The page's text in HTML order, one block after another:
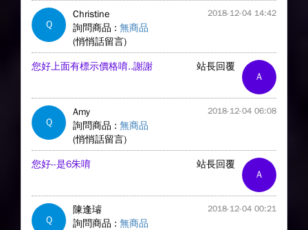
Q
Christine 2018-12-04 14:42
詢問商品 : 無商品
(悄悄話留言)
A
站長回覆
您好上面有標示價格唷..謝謝
Q
Amy 2018-12-04 06:08
詢問商品 : 無商品
(悄悄話留言)
A
站長回覆
您好--是6朱唷
Q
陳逢璿 2018-12-04 00:21
詢問商品 : 無商品